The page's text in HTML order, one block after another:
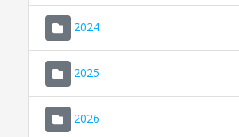
2024
2025
2026